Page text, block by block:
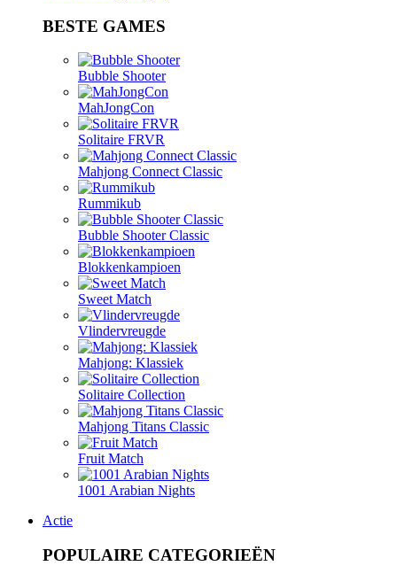
BESTE GAMES
Bubble Shooter
MahJongCon
Solitaire FRVR
Mahjong Connect Classic
Rummikub
Bubble Shooter Classic
Blokkenkampioen
Sweet Match
Vlindervreugde
Mahjong: Klassiek
Solitaire Collection
Mahjong Titans Classic
Fruit Match
1001 Arabian Nights
Actie
POPULAIRE CATEGORIEËN